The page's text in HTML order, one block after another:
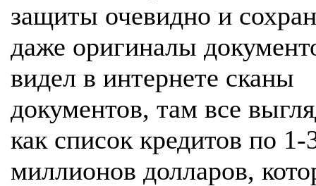
защиты очевидно и
даже оригиналы
видел в интернете сканы
документов, там все
как список кредитов по 1-
миллионов долларов,